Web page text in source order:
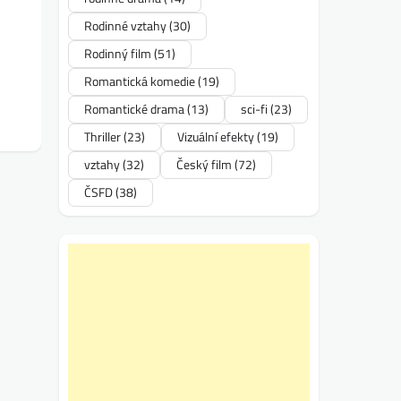
Rodinné vztahy(30)
Rodinný film(51)
Romantická komedie(19)
Romantické drama(13) sci-fi(23)
Thriller(23) Vizuální efekty(19)
vztahy(32) Český film(72)
ČSFD(38)